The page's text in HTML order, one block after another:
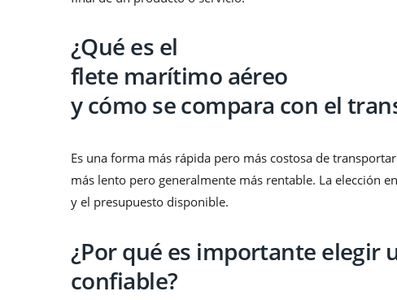
¿Qué es el
flete marítimo aéreo
y cómo se compara con el
Es una forma más rápida pero más costosa de
más lento pero generalmente más rentable. La elección
y el presupuesto disponible.
¿Por qué es importante elegir
confiable?